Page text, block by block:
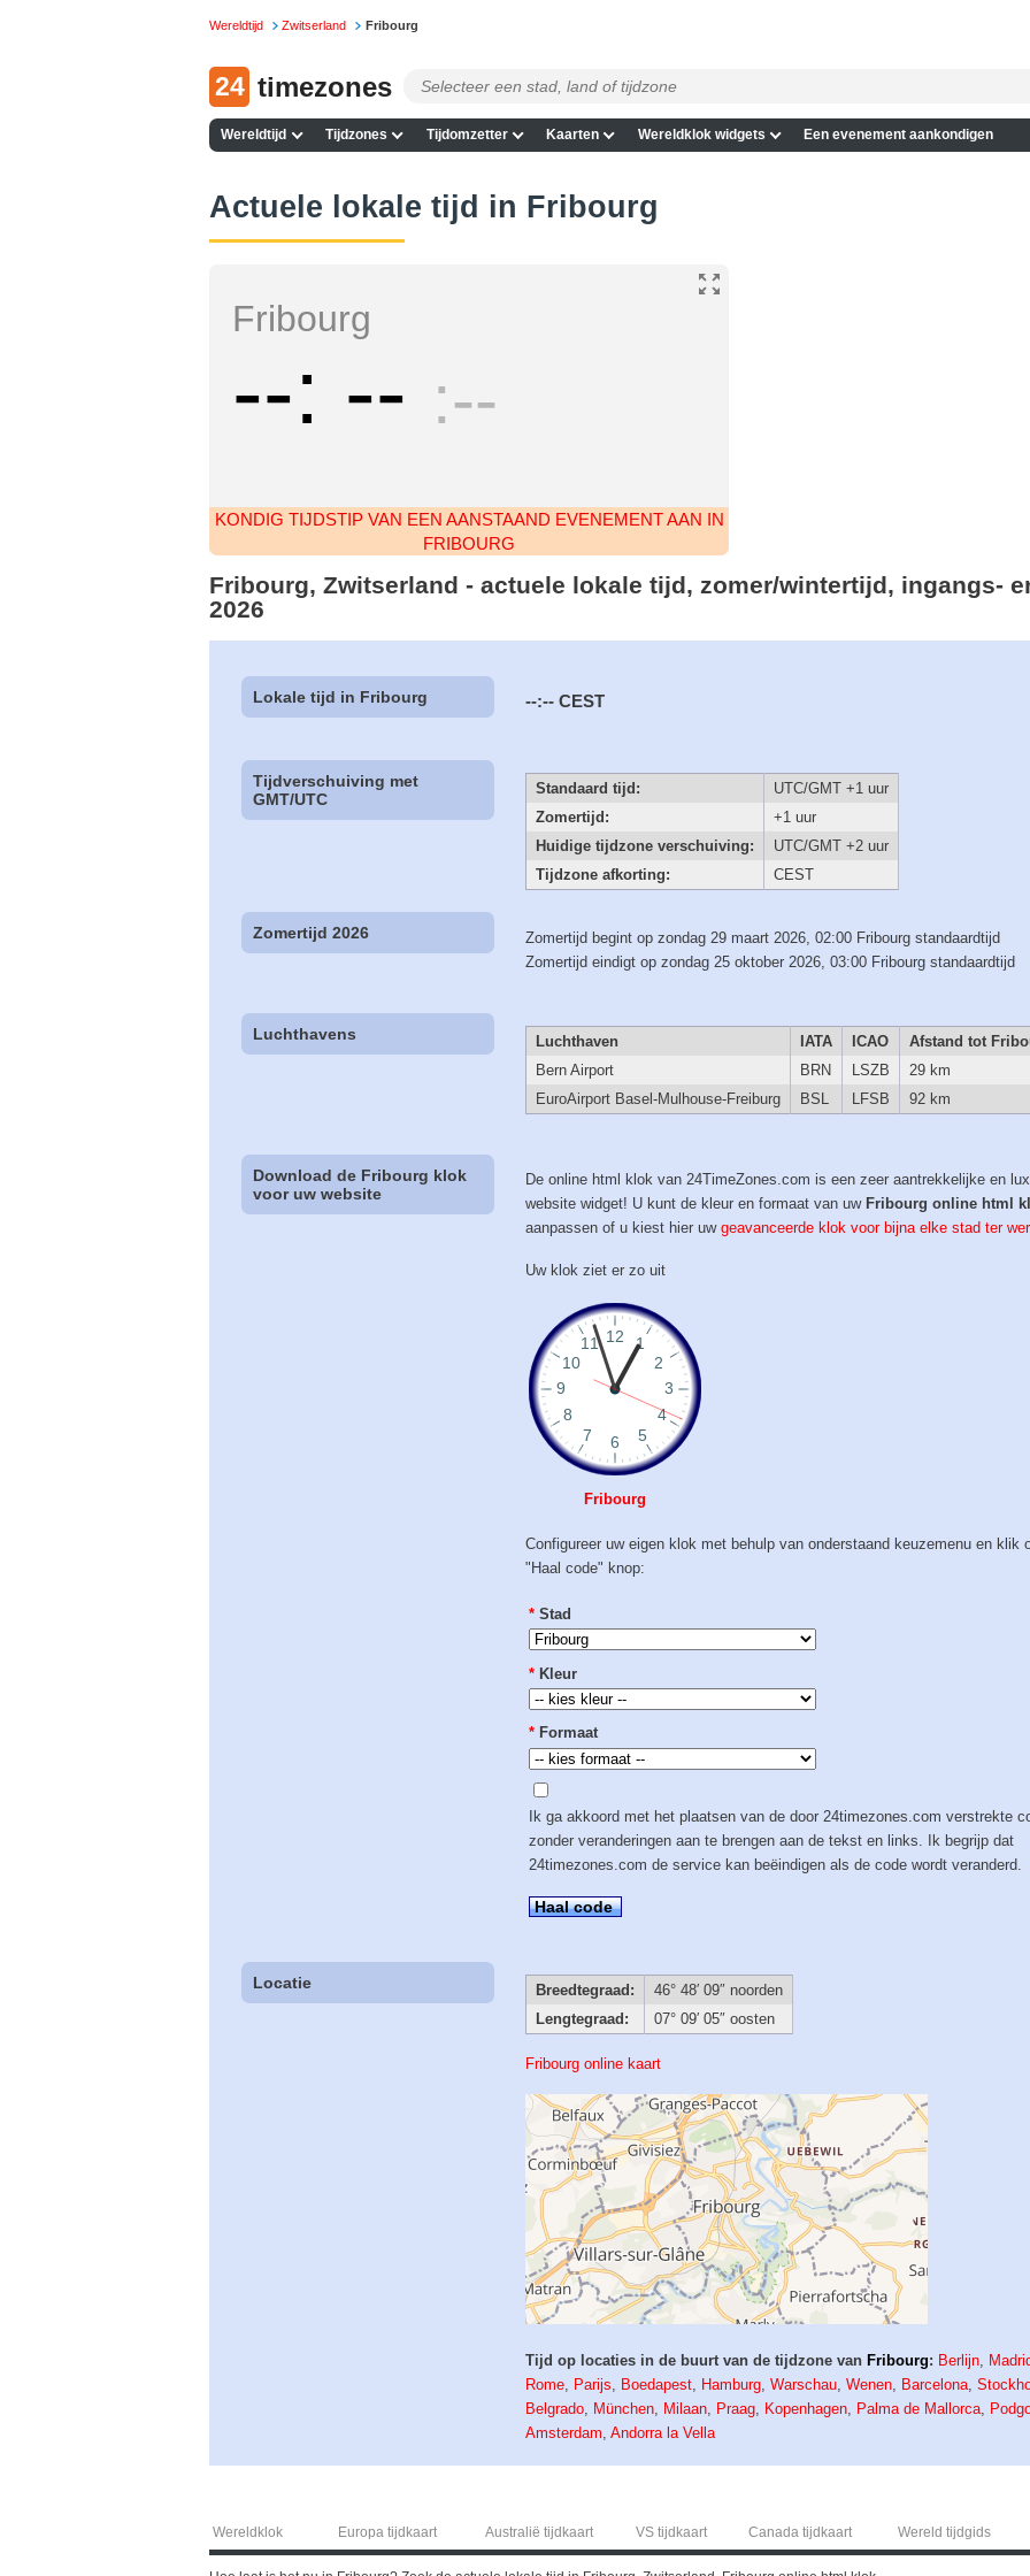
Wereldtijd Zwitserland Fribourg
24 timezones
Wereldtijd Tijdzones Tijdomzetter Kaarten Wereldklok widgets Een evenement aankondigen
Actuele lokale tijd in Fribourg
Fribourg
-- -- --
KONDIG TIJDSTIP VAN EEN AANSTAAND EVENEMENT AAN IN
FRIBOURG
Fribourg, Zwitserland - actuele lokale tijd, zomer/wintertijd, ingangs-
2026
Lokale tijd in Fribourg --:-- CEST
Tijdverschuiving met
GMT/UTC
Standaard tijd:
UTC/GMT +1 uur
Zomertijd:
+1 uur
Huidige tijdzone verschuiving:
UTC/GMT +2 uur
Tijdzone afkorting:
CEST
Zomertijd 2026
Zomertijd begint op zondag 29 maart 2026, 02:00 Fribourg standaardtijd
Zomertijd eindigt op zondag 25 oktober 2026, 03:00 Fribourg standaardtijd
Luchthavens Luchthaven IATA ICAO
Afstand tot
Bern Airport
BRN LSZB
29 km
EuroAirport Basel-Mulhouse-Freiburg
BSL LFSB 92 km
Download de Fribourg klok
voor uw website
De online html klok van 24TimeZones.com is een zeer aantrekkelijke en
website widget! U kunt de kleur en formaat van uw Fribourg online html
aanpassen of u kiest hier uwgeavanceerde klok voor bijna elke stad ter
Uw klok ziet er zo uit
Fribourg
Configureer uw eigen klok met behulp van onderstaand keuzemenu en klik
"Haal code" knop:
* Stad
* Kleur
* Formaat
Ik ga akkoord met het plaatsen van de door 24timezones.com verstrekte
zonder veranderingen aan te brengen aan de tekst en links. Ik begrijp dat
24timezones.com de service kan beëindigen als de code wordt veranderd.
Haal code
Locatie Breedtegraad:
46° 48′ 09″ noorden
Lengtegraad:
07° 09′ 05″ oosten
Fribourg online kaart
Tijd op locaties in de buurt van de tijdzone van Fribourg: Berlijn,
Rome, Parijs, Boedapest, Hamburg,Warschau,Wenen, Barcelona,
Belgrado, München, Milaan, Praag, Kopenhagen, Palma de Mallorca,
Amsterdam,Andorra la Vella
Wereldklok Europa tijdkaart Australië tijdkaart VS tijdkaart Canada tijdkaart Wereld tijdgids